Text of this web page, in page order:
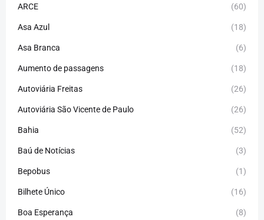
ARCE (60)
Asa Azul (18)
Asa Branca (6)
Aumento de passagens (18)
Autoviária Freitas (26)
Autoviária São Vicente de Paulo (26)
Bahia (52)
Baú de Notícias (3)
Bepobus (1)
Bilhete Único (16)
Boa Esperança (8)